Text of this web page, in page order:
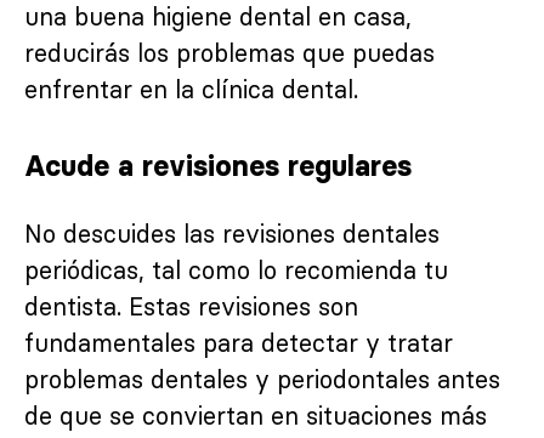
una buena higiene dental en casa,
reducirás los problemas que puedas
enfrentar en la clínica dental.
Acude a revisiones regulares
No descuides las revisiones dentales
periódicas, tal como lo recomienda tu
dentista. Estas revisiones son
fundamentales para detectar y tratar
problemas dentales y periodontales antes
de que se conviertan en situaciones más